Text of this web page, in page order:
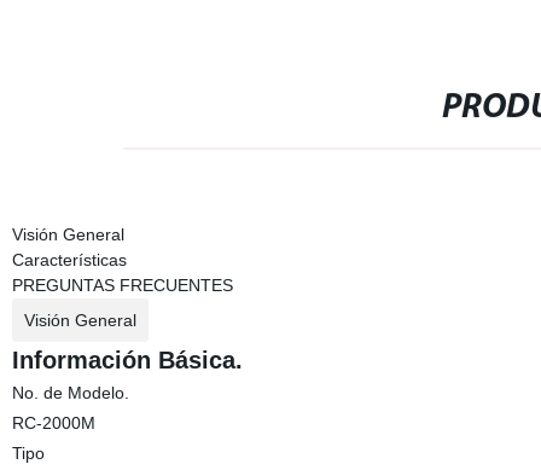
Visión General
Características
PREGUNTAS FRECUENTES
Visión General
Información Básica.
No. de Modelo.
RC-2000M
Tipo